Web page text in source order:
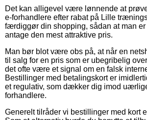
Det kan alligevel være lønnende at
e-forhandlere efter rabat på Lille
færdiggør din shopping, sådan at man er
antage den mest attraktive pris.
Man bør blot være obs på, at når en
til salg for en pris som er ubegribelig
det ofte være et signal om en falsk
Bestillinger med betalingskort er
et regulativ, som dækker dig imod
forhandlere.
Generelt tilråder vi bestillinger med kort